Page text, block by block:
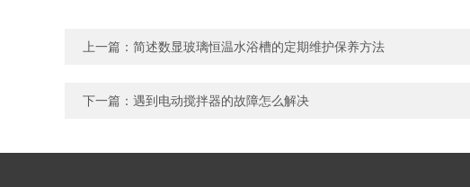
上一篇： 简述数显玻璃恒温水浴槽的定期维护保养方法
下一篇： 遇到电动搅拌器的故障怎么解决